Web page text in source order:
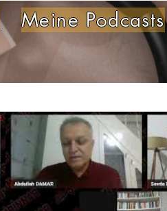
Meine Podcasts